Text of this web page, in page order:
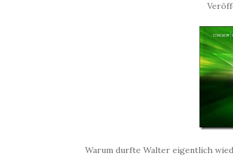
Warum durfte Walter eigentlich